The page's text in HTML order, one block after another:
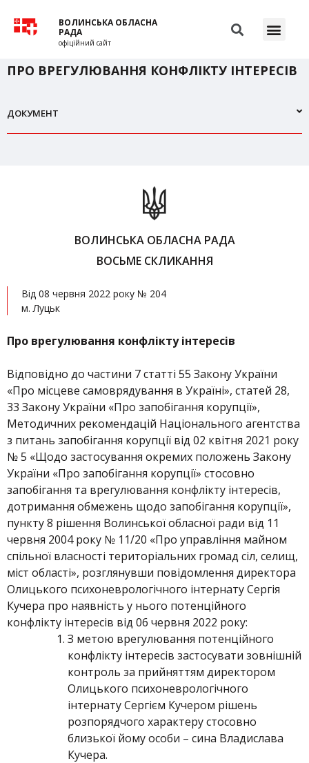
ВОЛИНСЬКА ОБЛАСНА
РАДА
офіційний сайт
ПРО ВРЕГУЛЮВАННЯ КОНФЛІКТУ ІНТЕРЕСІВ
ДОКУМЕНТ
ВОЛИНСЬКА ОБЛАСНА РАДА
ВОСЬМЕ СКЛИКАННЯ
Від 08 червня 2022 року № 204
м. Луцьк
Про врегулювання конфлікту інтересів
Відповідно до частини 7 статті 55 Закону України
«Про місцеве самоврядування в Україні», статей 28,
33 Закону України «Про запобігання корупції»,
Методичних рекомендацій Національного агентства
з питань запобігання корупції від 02 квітня 2021 року
№ 5 «Щодо застосування окремих положень Закону
України «Про запобігання корупції» стосовно
запобігання та врегулювання конфлікту інтересів,
дотримання обмежень щодо запобігання корупції»,
пункту 8 рішення Волинської обласної ради від 11
червня 2004 року № 11/20 «Про управління майном
спільної власності територіальних громад сіл, селищ,
міст області», розглянувши повідомлення директора
Олицького психоневрологічного інтернату Сергія
Кучера про наявність у нього потенційного
конфлікту інтересів від 06 червня 2022 року:
З метою врегулювання потенційного
конфлікту інтересів застосувати зовнішній
контроль за прийняттям директором
Олицького психоневрологічного
інтернату Сергієм Кучером рішень
розпорядчого характеру стосовно
близької йому особи – сина Владислава
Кучера.